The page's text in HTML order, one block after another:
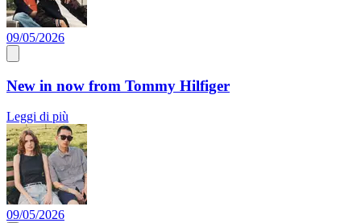
09/05/2026
New in now from Tommy Hilfiger
Leggi di più
09/05/2026